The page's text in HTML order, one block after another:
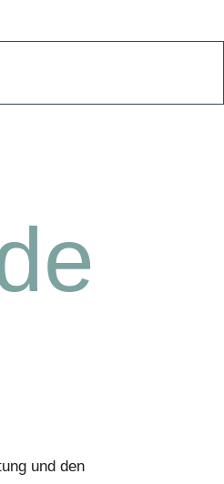
und den